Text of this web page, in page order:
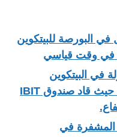
البورصة للبيتكوين
في وقت قياسي
في البيتكوين
تدفقات بقيمة 358 مليون دولار، حيث قاد صندوق IBIT
المشفرة في